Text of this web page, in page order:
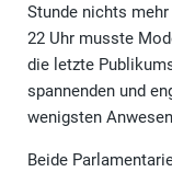
Stunde nichts
22 Uhr musste
die letzte
spannenden und
wenigsten
Beide